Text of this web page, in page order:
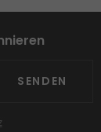
SENDEN